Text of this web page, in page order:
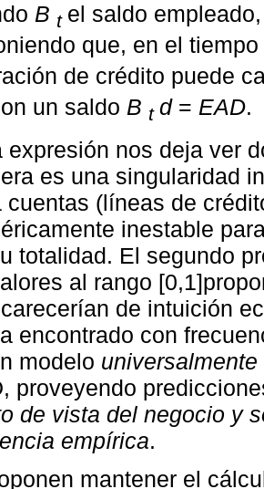
B t el saldo
que, en el tiempo
de crédito puede
un saldo B t d= EAD.
expresión nos deja ver
es una singularidad
cuentas (líneas de
inestable
totalidad. El segundo
al rango
de intuición
encontrado con
modelo
proveyendo
de vista del negocio y
empírica.
mantener el